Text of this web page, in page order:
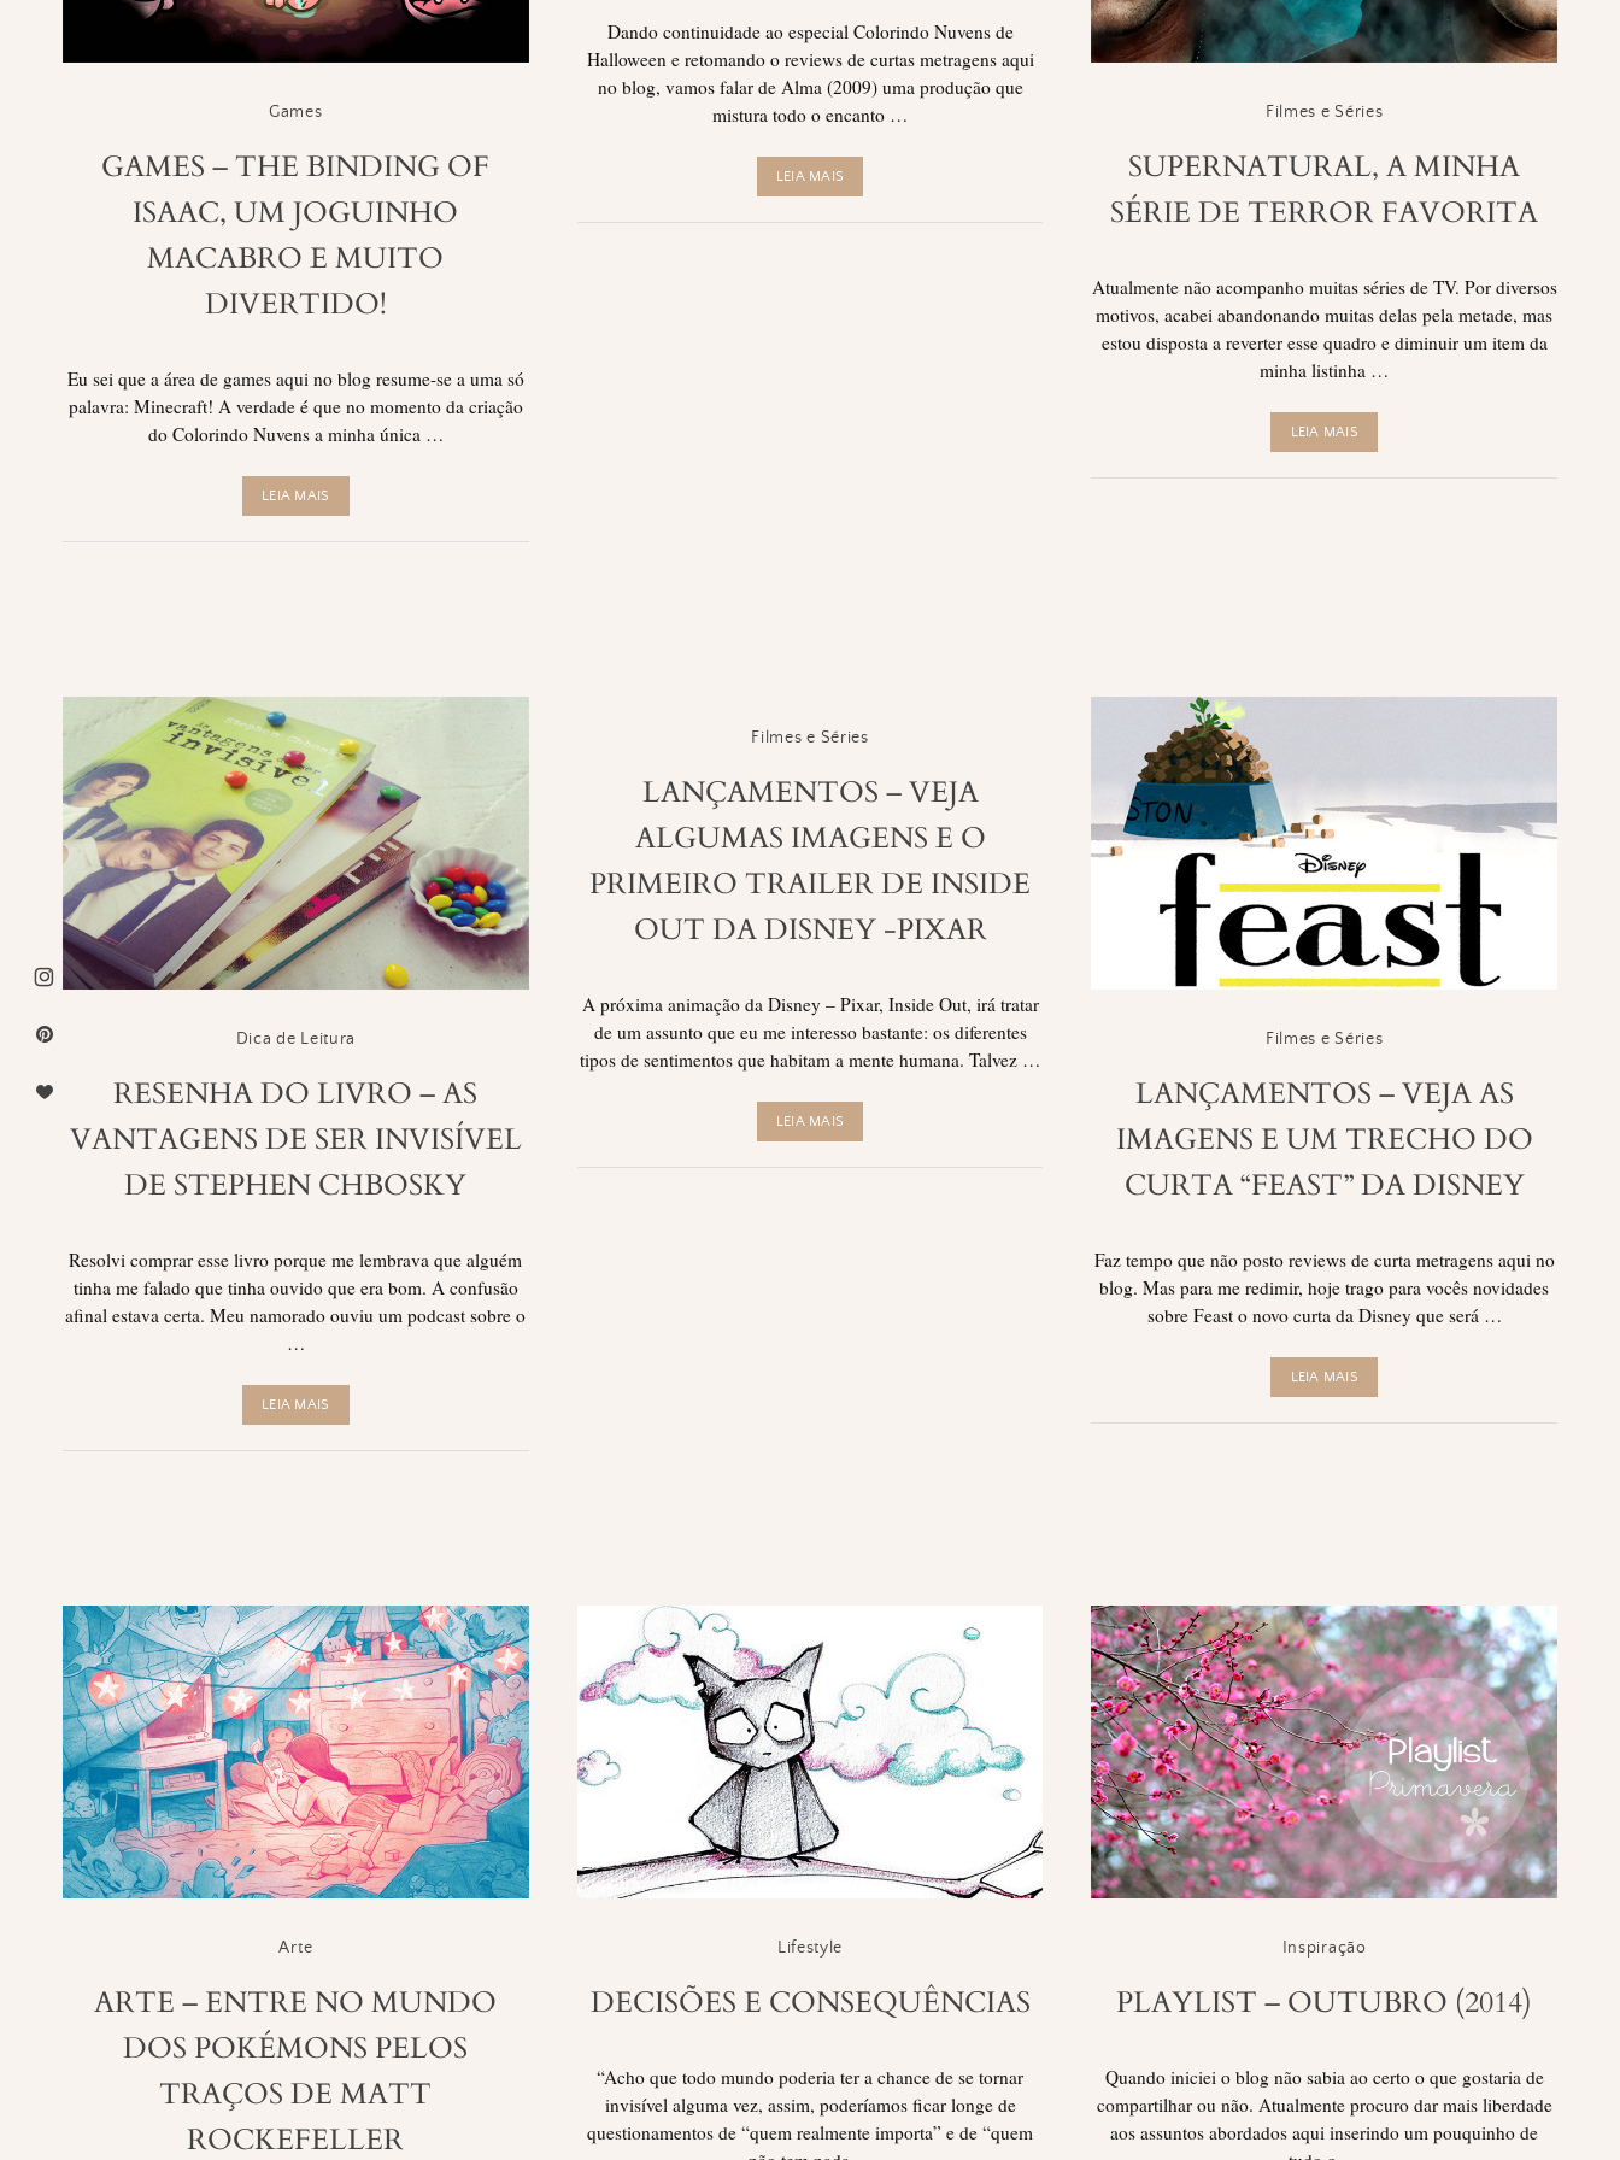
Games
GAMES – THE BINDING OF
ISAAC, UM JOGUINHO
MACABRO E MUITO
DIVERTIDO!
Eu sei que a área de games aqui no blog resume-se a uma só
palavra: Minecraft! A verdade é que no momento da criação
do Colorindo Nuvens a minha única …
LEIA MAIS
Dando continuidade ao especial Colorindo Nuvens de
Halloween e retomando o reviews de curtas metragens aqui
no blog, vamos falar de Alma (2009) uma produção que
mistura todo o encanto …
LEIA MAIS
Filmes e Séries
SUPERNATURAL, A MINHA
SÉRIE DE TERROR FAVORITA
Atualmente não acompanho muitas séries de TV. Por diversos
motivos, acabei abandonando muitas delas pela metade, mas
estou disposta a reverter esse quadro e diminuir um item da
minha listinha …
LEIA MAIS
Dica de Leitura
RESENHA DO LIVRO – AS
VANTAGENS DE SER INVISÍVEL
DE STEPHEN CHBOSKY
Resolvi comprar esse livro porque me lembrava que alguém
tinha me falado que tinha ouvido que era bom. A confusão
afinal estava certa. Meu namorado ouviu um podcast sobre o
…
LEIA MAIS
Filmes e Séries
LANÇAMENTOS – VEJA
ALGUMAS IMAGENS E O
PRIMEIRO TRAILER DE INSIDE
OUT DA DISNEY -PIXAR
A próxima animação da Disney – Pixar, Inside Out, irá tratar
de um assunto que eu me interesso bastante: os diferentes
tipos de sentimentos que habitam a mente humana. Talvez …
LEIA MAIS
Filmes e Séries
LANÇAMENTOS – VEJA AS
IMAGENS E UM TRECHO DO
CURTA “FEAST” DA DISNEY
Faz tempo que não posto reviews de curta metragens aqui no
blog. Mas para me redimir, hoje trago para vocês novidades
sobre Feast o novo curta da Disney que será …
LEIA MAIS
Arte
ARTE – ENTRE NO MUNDO
DOS POKÉMONS PELOS
TRAÇOS DE MATT
ROCKEFELLER
Lifestyle
DECISÕES E CONSEQUÊNCIAS
“Acho que todo mundo poderia ter a chance de se tornar
invisível alguma vez, assim, poderíamos ficar longe de
questionamentos de “quem realmente importa” e de “quem
Inspiração
PLAYLIST – OUTUBRO (2014)
Quando iniciei o blog não sabia ao certo o que gostaria de
compartilhar ou não. Atualmente procuro dar mais liberdade
aos assuntos abordados aqui inserindo um pouquinho de